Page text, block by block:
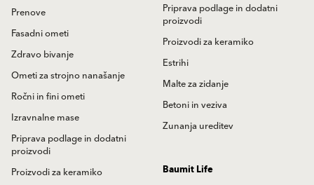
Priprava podlage in dodatni
proizvodi
Proizvodi za keramiko
Estrihi
Malte za zidanje
Betoni in veziva
Zunanja ureditev
Prenove
Fasadni ometi
Zdravo bivanje
Ometi za strojno nanašanje
Ročni in fini ometi
Izravnalne mase
Priprava podlage in dodatni
proizvodi
Proizvodi za keramiko
Baumit Life